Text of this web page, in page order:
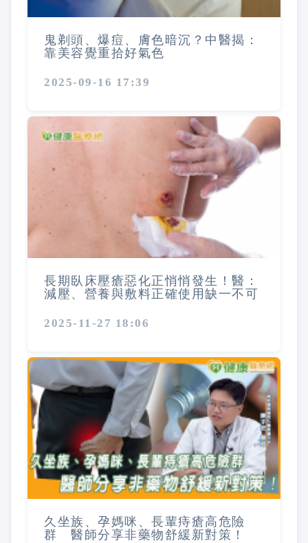
鬼剃頭、爆痘、膚色暗沉？中醫揭：
靠美容覺重拾好氣色
2025-09-16 17:39
長期臥床壓瘡惡化正悄悄發生！醫：
減壓、營養與敷料正確使用缺一不可
2025-11-27 18:06
久坐族、孕媽咪、長輩痔瘡高危險
群 醫師分享非藥物舒緩新對策！